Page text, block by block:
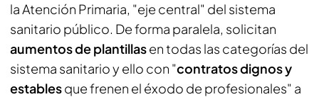
la Atención Primaria, "eje central" del sistema
sanitario público. De forma paralela, solicitan
aumentos de plantillasen todas las categorías del
sistema sanitario y ello con "contratos dignos y
establesque frenen el éxodo de profesionales" a